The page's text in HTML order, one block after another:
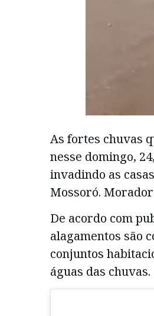
As fortes chuvas
nesse domingo,
invadindo as
Mossoró.
De acordo com
alagamentos são
conjuntos
águas das chuvas.